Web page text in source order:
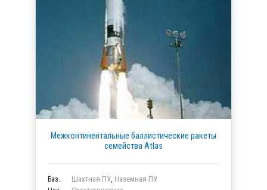
Межконтинентальные баллистические ракеты
семейства Atlas
Баз. Шахтная ПУ Наземная ПУ